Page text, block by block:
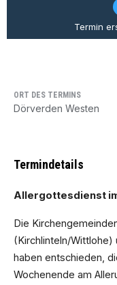
Termin
ORT DES TERMINS
Dörverden Westen
Termindetails
Allergottesdienst
Die
(Kirchlinteln/Wittlohe)
haben entschieden,
Wochenende am